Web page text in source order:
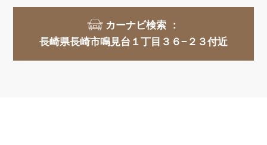
カーナビ検索 ：
長崎県長崎市鳴見台１丁目３６−２３付近